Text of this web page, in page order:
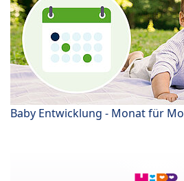
Baby Entwicklung - Monat für